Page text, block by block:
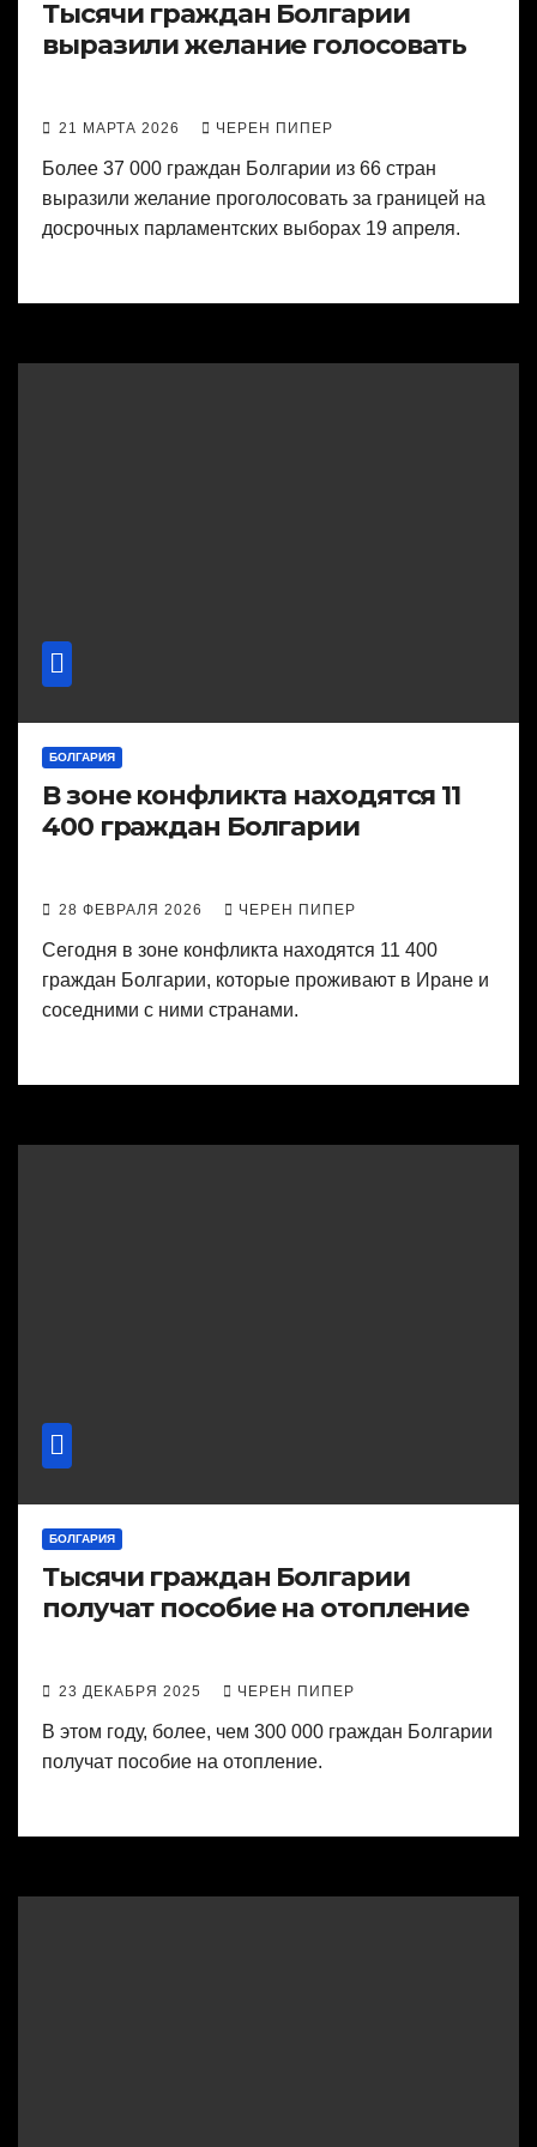
Тысячи граждан Болгарии
выразили желание голосовать
21 МАРТА 2026 ЧЕРЕН ПИПЕР
Более 37 000 граждан Болгарии из 66 стран
выразили желание проголосовать за границей на
досрочных парламентских выборах 19 апреля.
БОЛГАРИЯ
В зоне конфликта находятся 11
400 граждан Болгарии
28 ФЕВРАЛЯ 2026 ЧЕРЕН ПИПЕР
Сегодня в зоне конфликта находятся 11 400
граждан Болгарии, которые проживают в Иране и
соседними с ними странами.
БОЛГАРИЯ
Тысячи граждан Болгарии
получат пособие на отопление
23 ДЕКАБРЯ 2025 ЧЕРЕН ПИПЕР
В этом году, более, чем 300 000 граждан Болгарии
получат пособие на отопление.